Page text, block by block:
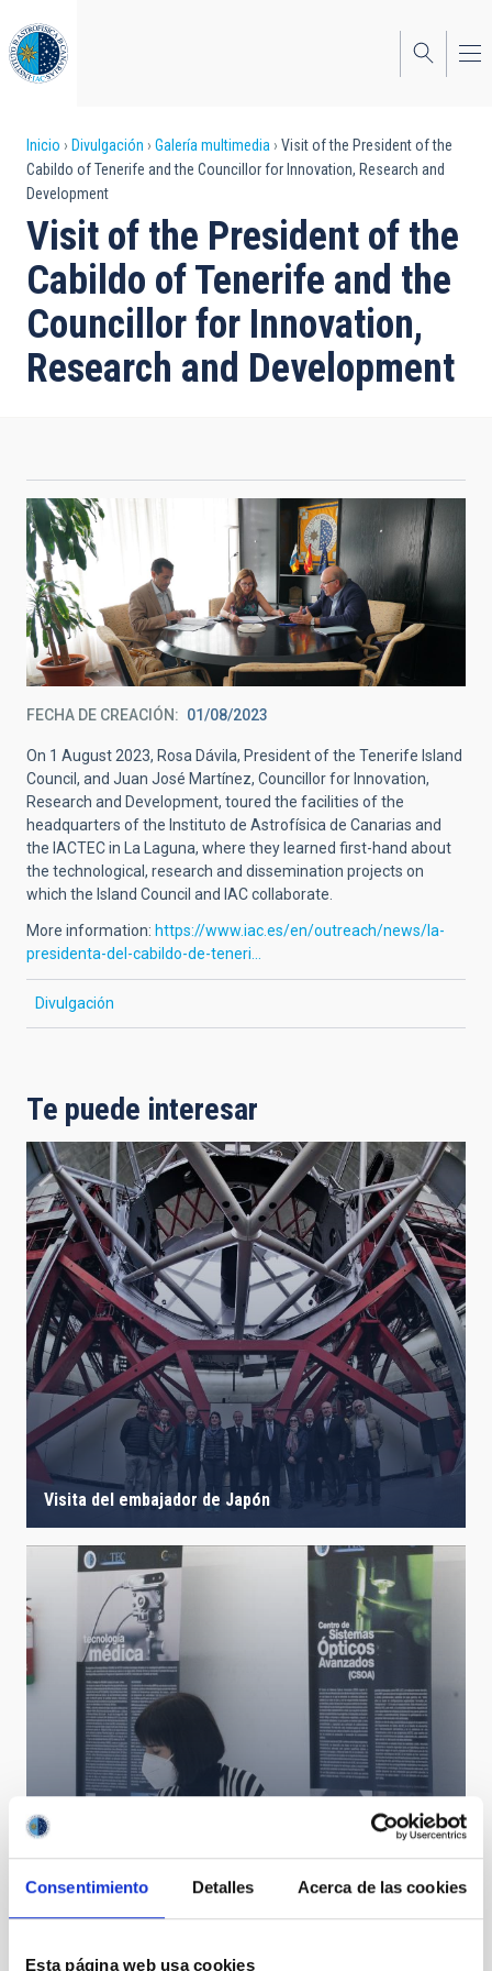
Consentimiento Detalles Acerca de las cookies
Esta página web usa cookies
al
contenido
principal
Sobrescribir
enlaces
de
ayuda
a
la
navegación
Inicio Divulgación Galería multimedia
Visit of the President of the
Cabildo of Tenerife and the Councillor for Innovation, Research and
Development
Visit of the President of the
Cabildo of Tenerife and the
Councillor for Innovation,
Research and Development
FECHA DE CREACIÓN 01/08/2023
On 1 August 2023, Rosa Dávila, President of the Tenerife Island
Council, and Juan José Martínez, Councillor for Innovation,
Research and Development, toured the facilities of the
headquarters of the Instituto de Astrofísica de Canarias and
the IACTEC in La Laguna, where they learned first-hand about
the technological, research and dissemination projects on
which the Island Council and IAC collaborate.
More information: https://www.iac.es/en/outreach/news/la-
presidenta-del-cabildo-de-teneri…
Divulgación
Te puede interesar
Visita del embajador de Japón